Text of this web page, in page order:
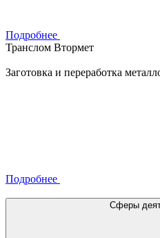
Подробнее
Транслом Втормет
Заготовка и переработка
Подробнее
Сферы